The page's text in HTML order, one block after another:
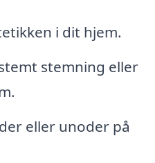
i dit hjem.
stemning eller
eller unoder på